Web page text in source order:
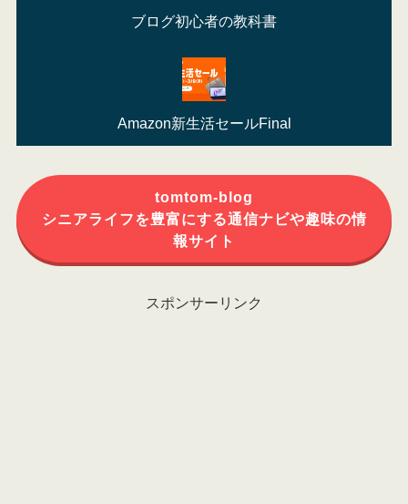
ブログ初心者の教科書
Amazon新生活セールFinal
tomtom-blog
シニアライフを豊富にする通信ナビや趣味の情
報サイト
スポンサーリンク